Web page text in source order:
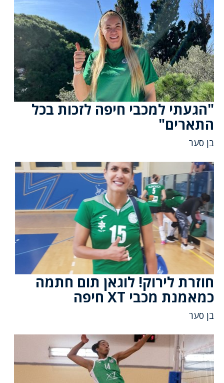
"הגעתי למכבי חיפה לזכות בכל
התארים"
בן סער
חוזרת לירוק! לוגאן תום חתמה
כמאמנת מכבי XT חיפה
בן סער